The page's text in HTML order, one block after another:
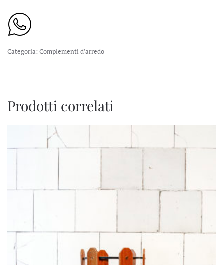
Categoria: Complementi d'arredo
Prodotti correlati